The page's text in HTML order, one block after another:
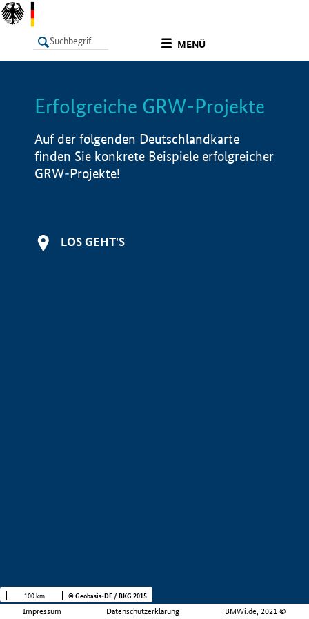
MENÜ
LISTE Info
Erfolgreiche GRW-Projekte
Auf der folgenden Deutschlandkarte
finden Sie konkrete Beispiele erfolgreicher
GRW-Projekte!
LOS GEHT'S
Impressum Datenschutzerklärung BMWi.de, 2021 ©
100 km © Geobasis-DE / BKG 2015